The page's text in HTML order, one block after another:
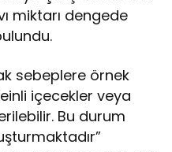
miktarı dengede
sebeplere örnek
içecekler veya
Bu durum